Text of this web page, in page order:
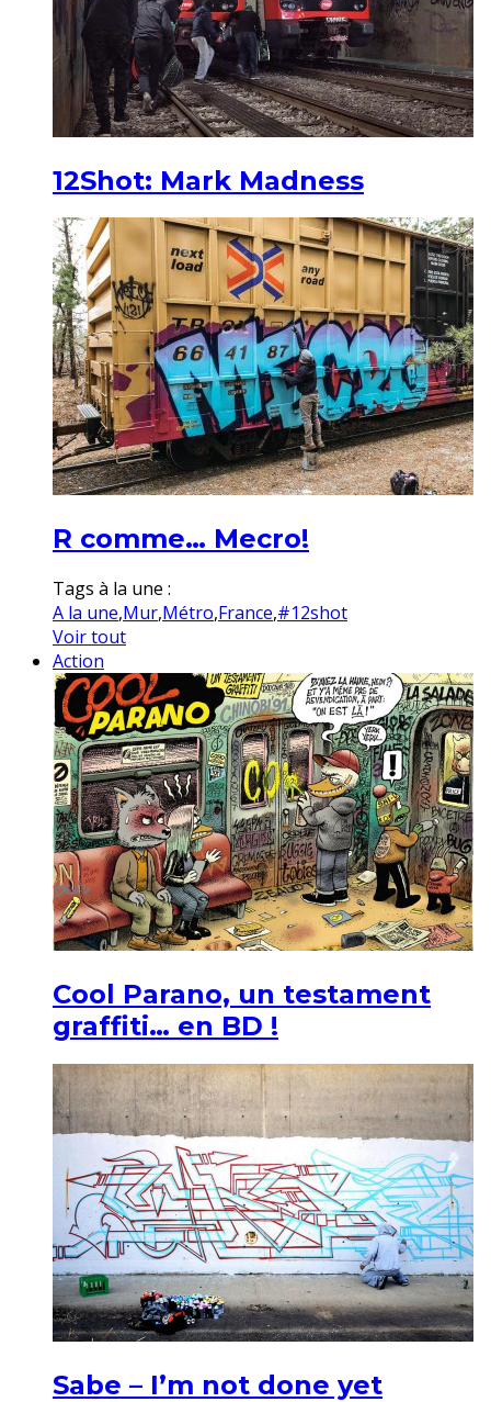
12Shot: Mark Madness
R comme… Mecro!
Tags à la une :
A la une,Mur,Métro,France,#12shot
Voir tout
Action
Cool Parano, un testament
graffiti… en BD !
Sabe – I’m not done yet